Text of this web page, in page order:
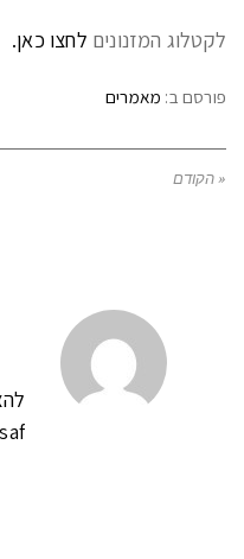
לקטלוג המזנונים לחצו כאן.
פורסם ב: מאמרים
« הקודם